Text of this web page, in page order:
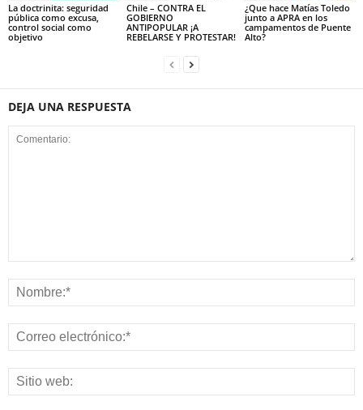
La doctrinita: seguridad
pública como excusa,
control social como
objetivo
Chile – CONTRA EL
GOBIERNO
ANTIPOPULAR ¡A
REBELARSE Y PROTESTAR!
¿Que hace Matías Toledo
junto a APRA en los
campamentos de Puente
Alto?
DEJA UNA RESPUESTA